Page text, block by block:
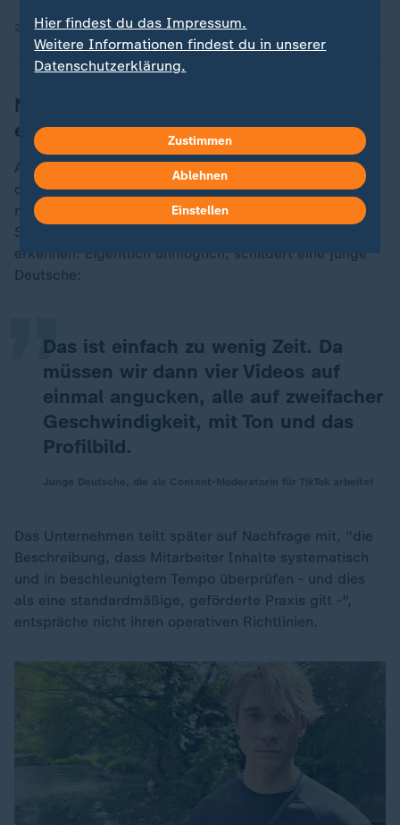
29.04.2026 | 1:41 min
Nur Sekunden, um versteckte Codes zu
entdecken
Auf vielen Postings finden sich versteckte Codes: 88,
die Zahlenfolge für "Heil Hitler", oder das
rechtsextreme White-Power-Zeichen. Auch diese
Symbole müssen die Mitarbeiter in Sekunden
erkennen. Eigentlich unmöglich, schildert eine junge
Deutsche:
Das ist einfach zu wenig Zeit. Da
müssen wir dann vier Videos auf
einmal angucken, alle auf zweifacher
Geschwindigkeit, mit Ton und das
Profilbild.
„
Das Unternehmen teilt später auf Nachfrage mit, "die
Beschreibung, dass Mitarbeiter Inhalte systematisch
und in beschleunigtem Tempo überprüfen - und dies
als eine standardmäßige, geförderte Praxis gilt -",
entspräche nicht ihren operativen Richtlinien.
Hier findest du das Impressum.
Weitere Informationen findest du in unserer
Datenschutzerklärung.
Zustimmen
Ablehnen
Einstellen